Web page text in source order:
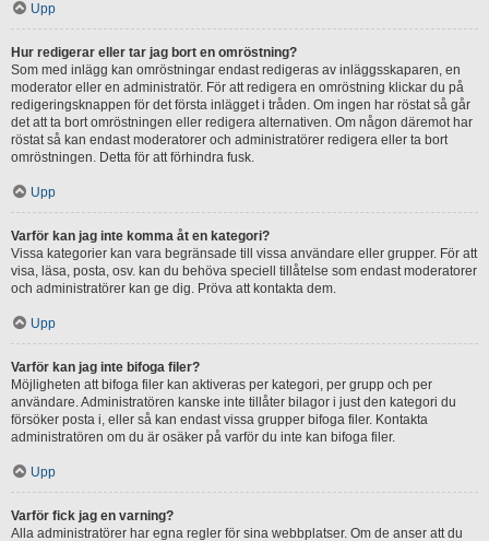
Upp
Hur redigerar eller tar jag bort en omröstning?
Som med inlägg kan omröstningar endast redigeras av inläggsskaparen, en
moderator eller en administratör. För att redigera en omröstning klickar du på
redigeringsknappen för det första inlägget i tråden. Om ingen har röstat så går
det att ta bort omröstningen eller redigera alternativen. Om någon däremot har
röstat så kan endast moderatorer och administratörer redigera eller ta bort
omröstningen. Detta för att förhindra fusk.
Upp
Varför kan jag inte komma åt en kategori?
Vissa kategorier kan vara begränsade till vissa användare eller grupper. För att
visa, läsa, posta, osv. kan du behöva speciell tillåtelse som endast moderatorer
och administratörer kan ge dig. Pröva att kontakta dem.
Upp
Varför kan jag inte bifoga filer?
Möjligheten att bifoga filer kan aktiveras per kategori, per grupp och per
användare. Administratören kanske inte tillåter bilagor i just den kategori du
försöker posta i, eller så kan endast vissa grupper bifoga filer. Kontakta
administratören om du är osäker på varför du inte kan bifoga filer.
Upp
Varför fick jag en varning?
Alla administratörer har egna regler för sina webbplatser. Om de anser att du